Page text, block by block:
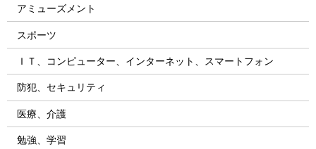
アミューズメント
スポーツ
ＩＴ、コンピューター、インターネット、スマートフォン
防犯、セキュリティ
医療、介護
勉強、学習